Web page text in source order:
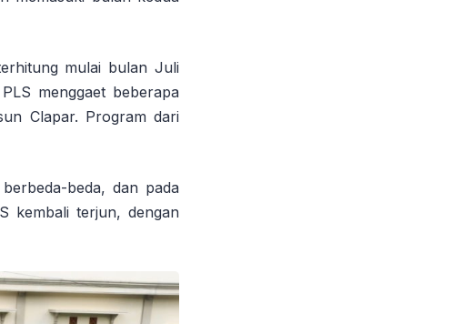
mulai bulan Juli
menggaet beberapa
Clapar. Program dari
beda, dan pada
kembali terjun, dengan